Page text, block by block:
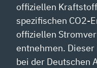
offiziellen
spezifischen CO2-
offiziellen
entnehmen.
bei der Deutschen